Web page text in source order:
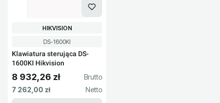
Kod produktu
DS-1600KI
Klawiatura sterująca DS-
1600KI Hikvision
PRODUCENT
HIKVISION
Cena brutto
8 932,26 zł
Cena netto
7 262,00 zł